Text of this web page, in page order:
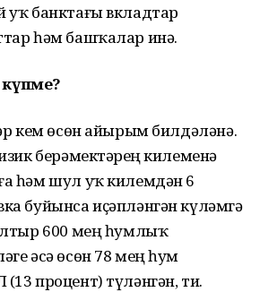
банктағы вкладтар
һәм башҡалар инә.
күпме?
кем өсөн айырым билдәләнә.
берәмектәрҙең килеменә
һәм шул уҡ килемдән 6
буйынса иҫәпләнгән күләмгә
600 мең һумлыҡ
әсә өсөн 78 мең һум
процент) түләнгән, ти.